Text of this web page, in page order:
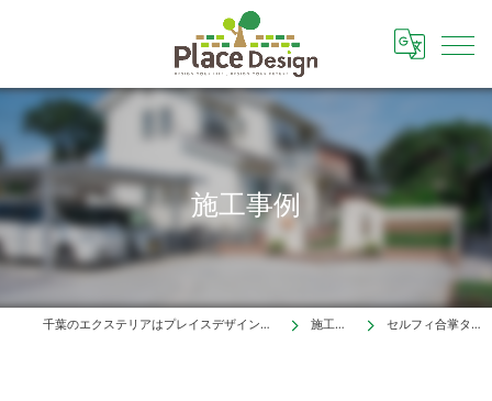
施工事例
千葉のエクステリアはプレイスデザイン株式会社 施工事例 セルフィ合掌タイプ